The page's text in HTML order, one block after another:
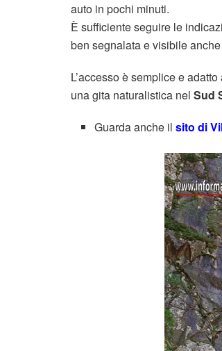
auto in pochi minuti.
È sufficiente seguire le
ben segnalata e visibile
L’accesso è semplice e
una gita naturalistica nel Sud
Guarda anche il sito di